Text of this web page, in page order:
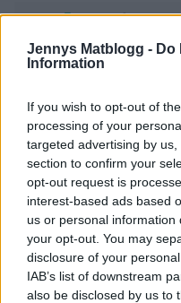
Jennys Matblogg - Do
Information
If you wish to opt-out of
processing of your
targeted advertising by
section to confirm your
opt-out request is
interest-based ads based
us or personal
your opt-out. You may
disclosure of your
IAB’s list of downstream
also be disclosed by us to
Fanny
10 år sedan
0 Svara